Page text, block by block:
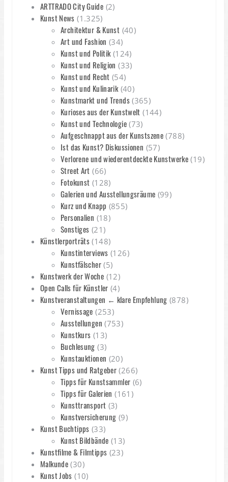
ARTTRADO City Guide (2)
Kunst News (1.325)
Architektur & Kunst (40)
Art und Fashion (34)
Kunst und Politik(124)
Kunst und Religion (33)
Kunst und Recht (54)
Kunst und Kulinarik(40)
Kunstmarkt und Trends(365)
Kurioses aus der Kunstwelt (144)
Kunst und Technologie(73)
Aufgeschnappt aus der Kunstszene (788)
Ist das Kunst? Diskussionen (57)
Verlorene und wiederentdeckte Kunstwerke (19)
Street Art (66)
Fotokunst (128)
Galerien und Ausstellungsräume (99)
Kurz und Knapp (855)
Personalien (18)
Sonstiges (21)
Künstlerporträts (148)
Kunstinterviews (126)
Kunstfälscher(5)
Kunstwerk der Woche (12)
Open Calls für Künstler (4)
Kunstveranstaltungen ← klare Empfehlung (878)
Vernissage (253)
Ausstellungen (753)
Kunstkurs (13)
Buchlesung (3)
Kunstauktionen (20)
Kunst Tipps und Ratgeber (266)
Tipps für Kunstsammler (6)
Tipps für Galerien (161)
Kunsttransport (3)
Kunstversicherung (9)
Kunst Buchtipps (33)
Kunst Bildbände (13)
Kunstfilme & Filmtipps (23)
Malkunde (30)
Kunst Jobs (10)